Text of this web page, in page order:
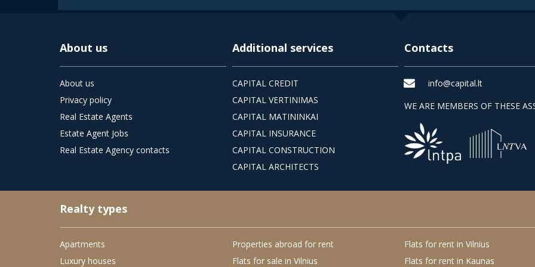
About us
About us
Privacy policy
Real Estate Agents
Estate Agent Jobs
Real Estate Agency contacts
Additional services
CAPITAL CREDIT
CAPITAL VERTINIMAS
CAPITAL MATININKAI
CAPITAL INSURANCE
CAPITAL CONSTRUCTION
CAPITAL ARCHITECTS
Contacts
info@capital.lt
WE ARE MEMBERS OF THESE
Realty types
Apartments
Luxury houses
Properties abroad for rent
Flats for sale in Vilnius
Flats for rent in Vilnius
Flats for rent in Kaunas